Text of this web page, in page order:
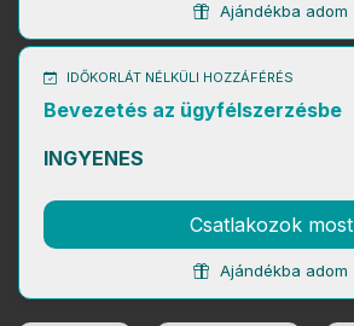
Ajándékba adom
IDŐKORLÁT NÉLKÜLI HOZZÁFÉRÉS
Bevezetés az ügyfélszerzésbe
INGYENES
Csatlakozok most
Ajándékba adom